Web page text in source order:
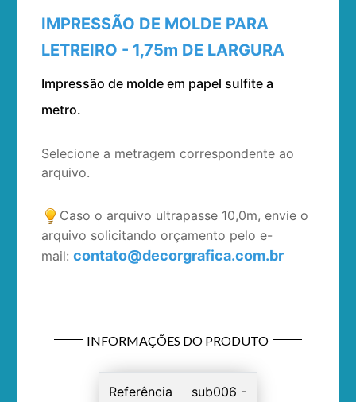
IMPRESSÃO DE MOLDE PARA
LETREIRO - 1,75m DE LARGURA
Impressão de molde em papel sulfite a
metro.
Selecione a metragem correspondente ao
arquivo.
Caso o arquivo ultrapasse 10,0m, envie o
arquivo solicitando orçamento pelo e-
mail:contato@decorgrafica.com.br
INFORMAÇÕES DO PRODUTO
Referência
sub006 -